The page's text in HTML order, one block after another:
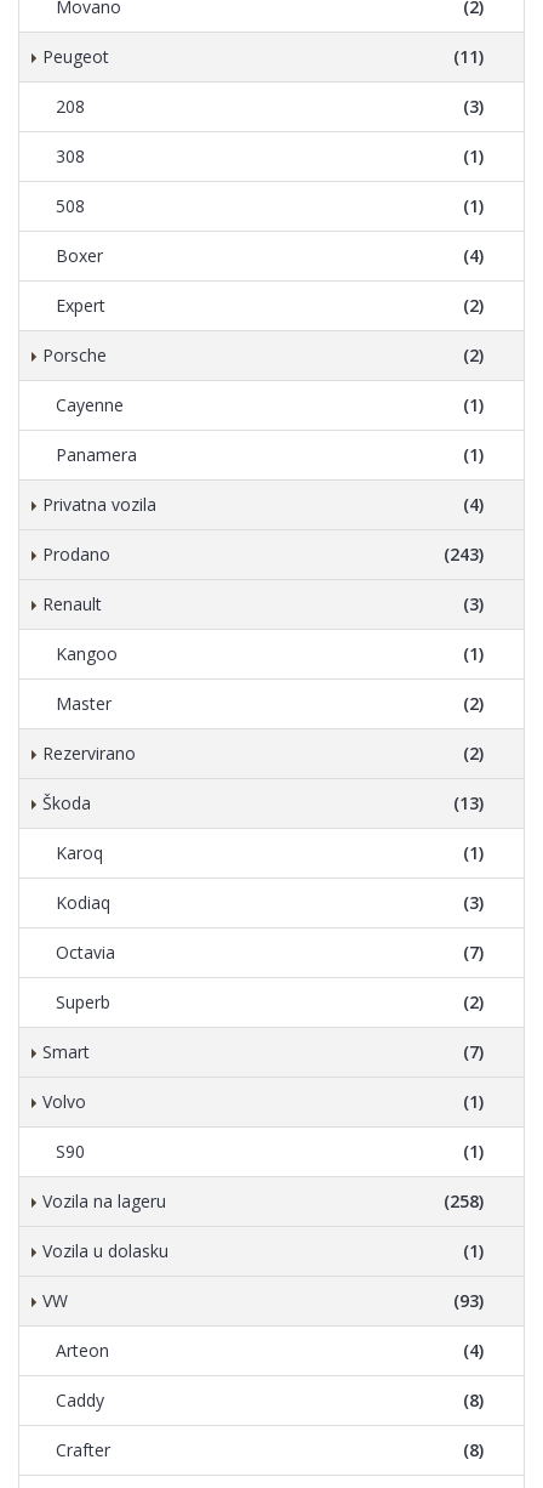
Movano (2)
Peugeot (11)
208 (3)
308 (1)
508 (1)
Boxer (4)
Expert (2)
Porsche (2)
Cayenne (1)
Panamera (1)
Privatna vozila (4)
Prodano (243)
Renault (3)
Kangoo (1)
Master (2)
Rezervirano (2)
Škoda (13)
Karoq (1)
Kodiaq (3)
Octavia (7)
Superb (2)
Smart (7)
Volvo (1)
S90 (1)
Vozila na lageru (258)
Vozila u dolasku (1)
VW (93)
Arteon (4)
Caddy (8)
Crafter (8)